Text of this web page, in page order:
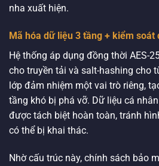
nha xuất hiện.
Mã hóa dữ liệu 3 tầng + kiểm soát
Hệ thống áp dụng đồng thời AES-
cho truyền tải và salt-hashing cho
lớp đảm nhiệm một vai trò riêng,
tầng khó bị phá vỡ. Dữ liệu cá
được tách biệt hoàn toàn, tránh
có thể bị khai thác.
Nhờ cấu trúc này, chính sách bảo